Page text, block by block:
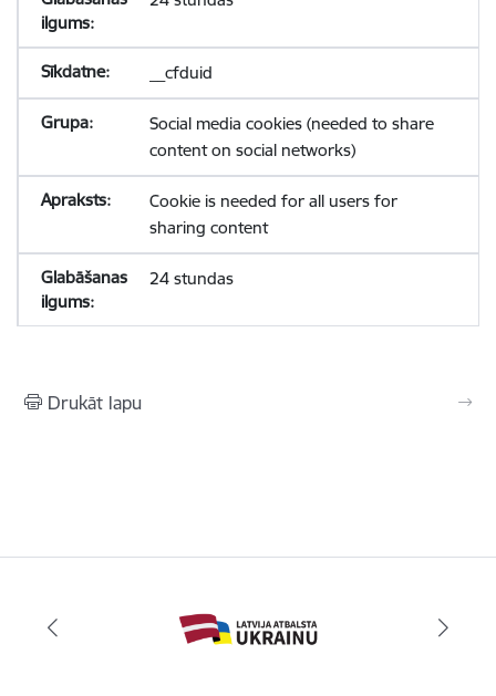
__cfduid
Social media cookies (needed to share
content on social networks)
Cookie is needed for all users for
sharing content
24 stundas
Drukāt lapu